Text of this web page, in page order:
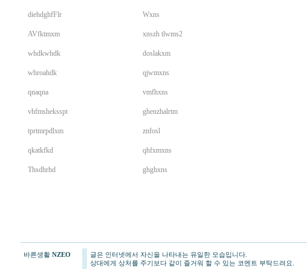
diehdghfFlr
AVfktmxm
whdkwhdk
whroahdk
qnaqna
vhfmsheksspt
tprtmrpdlxm
qkatkfkd
Thsdhrhd
Wxns
xnszh tlwms2
doslakxm
qjwmxns
vmfhxns
ghenzhalrtm
znfosl
qhfxmxns
ghghxns
시
바른생활 NZEO
글은 인터넷에서 자신을 나타내는 유일한 모습입니다.
상대에게 상처를 주기보다 같이 즐거워 할 수 있는 코멘트 부탁드려요.